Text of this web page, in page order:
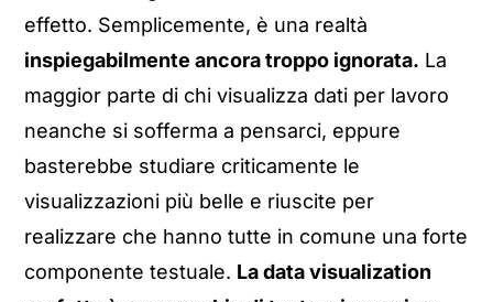
effetto. Semplicemente, è una realtà
inspiegabilmente ancora troppo ignorata. La
maggior parte di chi visualizza dati per lavoro
neanche si sofferma a pensarci, eppure
basterebbe studiare criticamente le
visualizzazioni più belle e riuscite per
realizzare che hanno tutte in comune una forte
componente testuale. La data visualization